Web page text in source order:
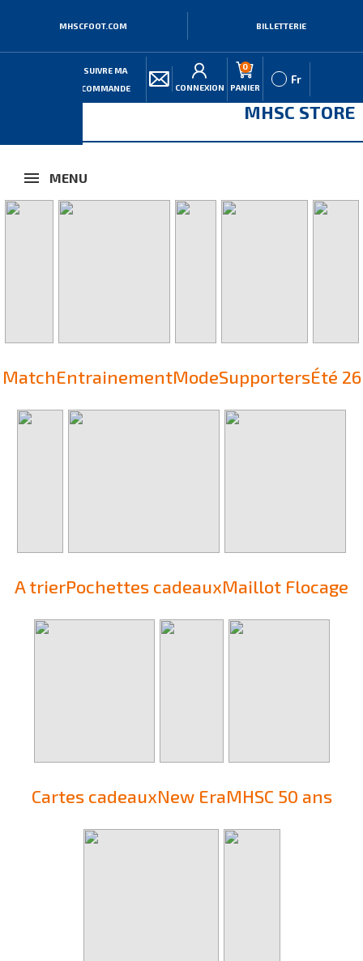
MHSCFOOT.COM BILLETTERIE
SUIVRE MA
COMMANDE
CONNEXION
0
PANIER
Fr
MHSC STORE
MENU
MatchEntrainementModeSupportersÉté 26
A trierPochettes cadeauxMaillot Flocage
Cartes cadeauxNew EraMHSC 50 ans